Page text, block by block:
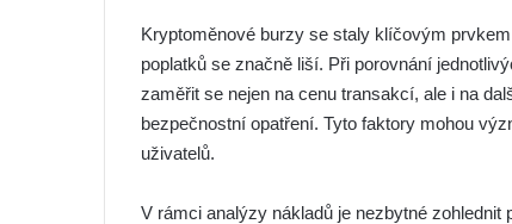
Kryptoměnové burzy se staly klíčovým
poplatků se značně liší. Při porovnání
zaměřit se nejen na cenu transakcí, ale i na
bezpečnostní opatření. Tyto faktory mohou
uživatelů.
V rámci analýzy nákladů je nezbytné